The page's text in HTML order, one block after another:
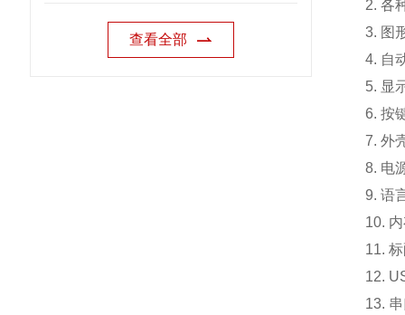
查看全部
2. 各
3. 图
4. 自
5. 显
6. 按
7. 外
8. 电
9. 语
10.
11.
12.
13.